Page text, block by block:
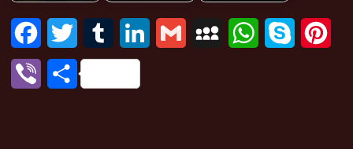
FacebookTwitter Tumblr LinkedInGmail MySpaceWhatsAppSkype
Viber Partager